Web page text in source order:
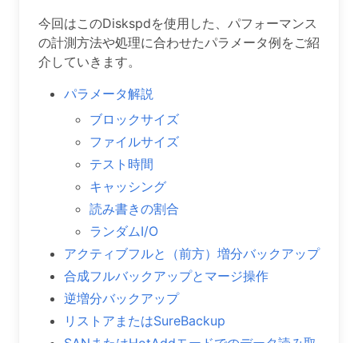
今回はこのDiskspdを使用した、パフォーマンス
の計測方法や処理に合わせたパラメータ例をご紹
介していきます。
パラメータ解説
ブロックサイズ
ファイルサイズ
テスト時間
キャッシング
読み書きの割合
ランダムI/O
アクティブフルと（前方）増分バックアップ
合成フルバックアップとマージ操作
逆増分バックアップ
リストアまたはSureBackup